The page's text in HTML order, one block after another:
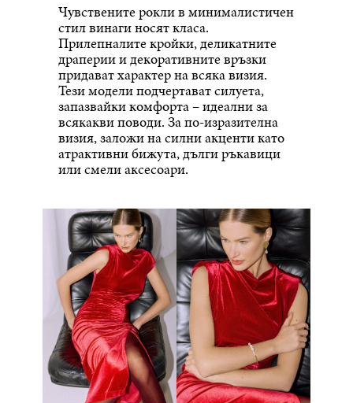
Чувствените рокли в минималистичен
стил винаги носят класа.
Прилепналите кройки, деликатните
драперии и декоративните връзки
придават характер на всяка визия.
Тези модели подчертават силуета,
запазвайки комфорта – идеални за
всякакви поводи. За по-изразителна
визия, заложи на силни акценти като
атрактивни бижута, дълги ръкавици
или смели аксесоари.